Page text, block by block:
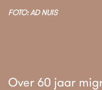
FOTO: AD NUIS
Over 60 jaar